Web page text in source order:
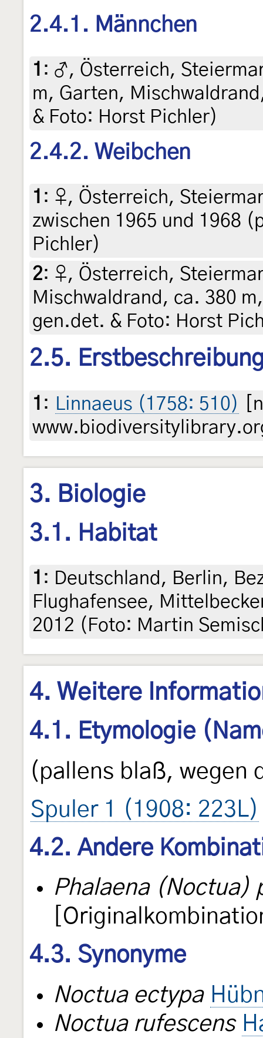
2.4.1. Männchen
1 : ♂, Österreich,
m, Garten,
& Foto: Horst Pichler)
2.4.2. Weibchen
1 : ♀, Österreich,
zwischen 1965 und 1968
Pichler)
2: ♀, Österreich,
Mischwaldrand, ca. 380
gen.det. & Foto: Horst
2.5.
1 : Linnaeus (1758: 510)
3. Biologie
3.1. Habitat
1 : Deutschland, Berlin,
Flughafensee,
2012 (Foto: Martin
4. Weitere
4.1. Etymologie
(pallens blaß, wegen
Spuler 1 (1908: 223L)
4.2. Andere
Phalaena (Noctua)
4.3. Synonyme
Noctua ectypa
Noctua rufescens